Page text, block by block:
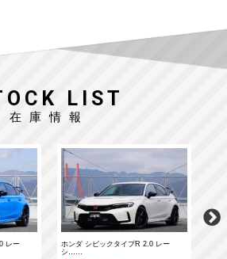
LIST
在庫情報
レー
ホンダ シビックタイプR 2.0 レー
シ……